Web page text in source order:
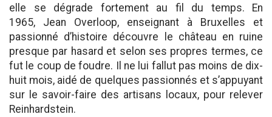
elle se dégrade fortement au fil du temps. En
1965, Jean Overloop, enseignant à Bruxelles et
passionné d’histoire découvre le château en ruine
presque par hasard et selon ses propres termes, ce
fut le coup de foudre. Il ne lui fallut pas moins de dix-
huit mois, aidé de quelques passionnés et s’appuyant
sur le savoir-faire des artisans locaux, pour relever
Reinhardstein.